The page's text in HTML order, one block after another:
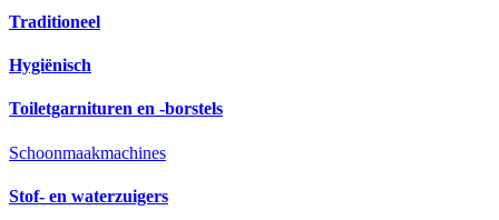
Traditioneel
Hygiënisch
Toiletgarnituren en -borstels
Schoonmaakmachines
Stof- en waterzuigers